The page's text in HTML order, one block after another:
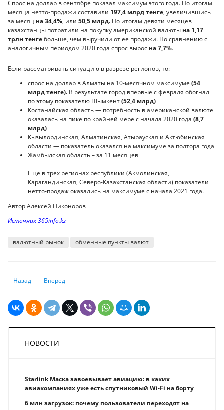
Спрос на доллар в сентябре показал максимум этого года. По итогам
месяца нетто-продажи составили 197,4 млрд тенге, увеличившись
за месяц на 34,4%, или 50,5 млрд. По итогам девяти месяцев
казахстанцы потратили на покупку американской валюты на 1,17
трлн тенгебольше, чем выручили от ее продажи. По сравнению с
аналогичным периодом 2020 года спрос вырос на 7,7%.
Если рассматривать ситуацию в разрезе регионов, то:
спрос на доллар в Алматы на 10-месячном максимуме (54
млрд тенге). В результате город впервые с февраля обогнал
по этому показателю Шымкент(52,4 млрд)
Костанайская область — потребность в американской валюте
оказалась на пике по крайней мере с начала 2020 года (8,7
млрд)
Кызылординская, Алматинская, Атырауская и Актюбинская
области — показатель оказался на максимуме за полтора года
Жамбылская область – за 11 месяцев
Еще в трех регионах республики (Акмолинская,
Карагандинская, Северо-Казахстанская области) показатели
нетто-продаж оказались на максимуме с начала 2021 года.
Автор Алексей Никоноров
Источник 365info.kz
валютный рынок обменные пункты валют
Предыдущий: Что такое страхование? Зачем нужна эта финансовая
Назад Следующий: К ноябрю вслед за дизелем в Казахстане
Вперед
НОВОСТИ
Starlink Маска завоевывает авиацию: в каких
авиакомпаниях уже есть спутниковый Wi-Fi на борту
6 млн загрузок: почему пользователи переходят на